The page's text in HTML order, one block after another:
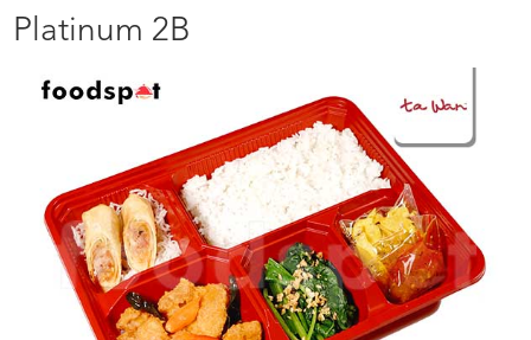
KATALOG
PROGRAM
CATERERS
BLOG
CONDITIONS
Platinum 2B